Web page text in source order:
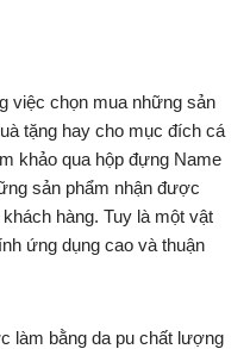
việc chọn mua những sản
tặng hay cho mục đích cá
khảo qua hộp đựng Name
sản phẩm nhận được
hàng. Tuy là một vật
ứng dụng cao và thuận
làm bằng da pu chất lượng